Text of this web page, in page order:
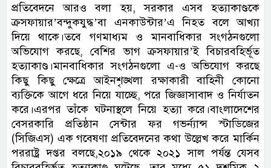
প্রতিবেদনে আরও বলা হয়, সরকার এসব হত্যাকাণ্ডকে
ক্রসফায়ার’বন্দুকযুদ্ধ’বা এনকাউন্টার’এ নিহত বলে আখ্যা
দিয়ে থাকে।তবে গণমাধ্যম ও মানবাধিকার সংগঠনগুলো
অভিযোগ করছে, বেশির ভাগ ক্রসফায়ার’ই বিচারবহির্ভূত
হত্যাকাণ্ড।মানবাধিকার সংগঠনগুলো এ-ও অভিযোগ করছে
কিছু কিছু ক্ষেত্রে আইনশৃঙ্খলা রক্ষাকারী বাহিনী কোনো
ব্যক্তিকে আগে ধরে নিয়ে যাচ্ছে, পরে জিজ্ঞাসাবাদ ও নির্যাতন
করে।এরপর তাঁকে ঘটনাস্থলে নিয়ে হত্যা করে।বাংলাদেশের
বেসরকারি প্রতিষ্ঠান সেন্টার ফর গভর্ন্যান্স স্টাডিজের
(সিজিএস) এক গবেষণা প্রতিবেদনের কথা উল্লেখ করে মার্কিন
পররাষ্ট্র দপ্তর বলছে,২০১৯ থেকে ২০২১ সাল পর্যন্ত যেসব